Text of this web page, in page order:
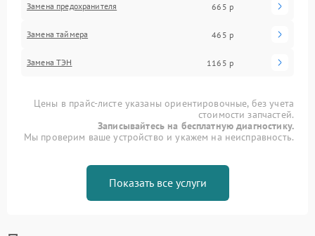
Замена предохранителя 665 р
Замена таймера 465 р
Замена ТЭН 1165 р
Цены в прайс-листе указаны ориентировочные, без учета
стоимости запчастей.
Записывайтесь на бесплатную диагностику.
Мы проверим ваше устройство и укажем на неисправность.
Показать все услуги